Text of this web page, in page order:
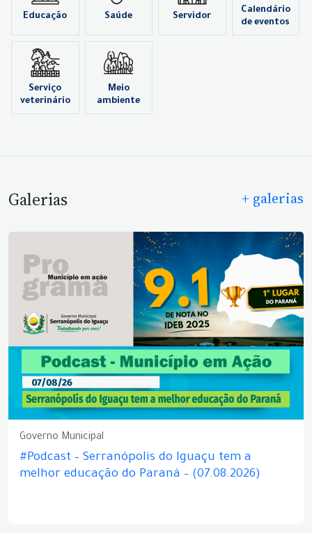
Educação Saúde Servidor
Calendário
de eventos
Serviço
veterinário
Meio
ambiente
Galerias + galerias
Governo Municipal
#Podcast – Serranópolis do Iguaçu tem a
melhor educação do Paraná – (07.08.2026)